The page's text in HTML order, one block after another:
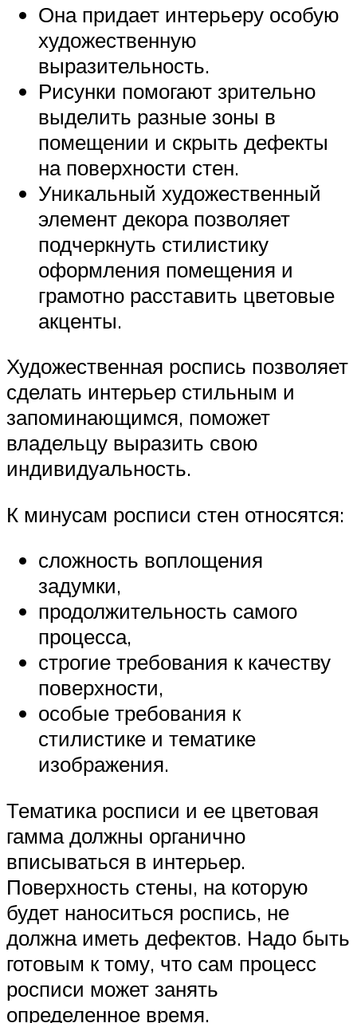
Она придает интерьеру особую
художественную
выразительность.
Рисунки помогают зрительно
выделить разные зоны в
помещении и скрыть дефекты
на поверхности стен.
Уникальный художественный
элемент декора позволяет
подчеркнуть стилистику
оформления помещения и
грамотно расставить цветовые
акценты.
Художественная роспись позволяет
сделать интерьер стильным и
запоминающимся, поможет
владельцу выразить свою
индивидуальность.
К минусам росписи стен относятся:
сложность воплощения
задумки,
продолжительность самого
процесса,
строгие требования к качеству
поверхности,
особые требования к
стилистике и тематике
изображения.
Тематика росписи и ее цветовая
гамма должны органично
вписываться в интерьер.
Поверхность стены, на которую
будет наноситься роспись, не
должна иметь дефектов. Надо быть
готовым к тому, что сам процесс
росписи может занять
определенное время.